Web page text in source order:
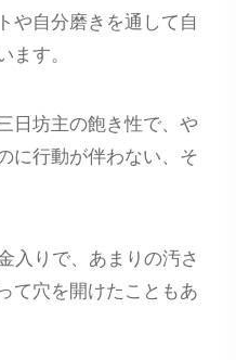
や自分磨きを通して自
ます。
日坊主の飽き性で、や
に行動が伴わない、そ
入りで、あまりの汚さ
て穴を開けたこともあ